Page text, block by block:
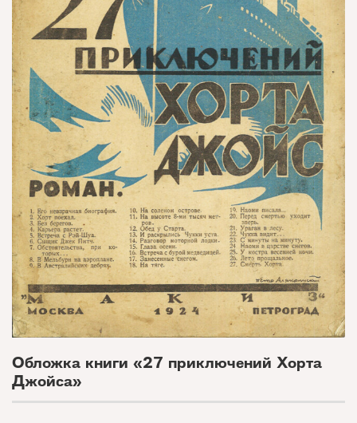
Обложка книги «27 приключений Хорта
Джойса»